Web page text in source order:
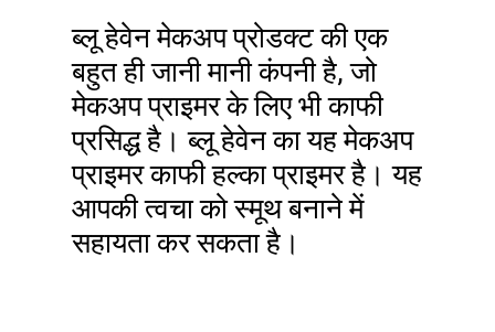
ब्लू हेवेन मेकअप प्रोडक्ट की एक
बहुत ही जानी मानी कंपनी है, जो
मेकअप प्राइमर के लिए भी काफी
प्रसिद्ध है। ब्लू हेवेन का यह मेकअप
प्राइमर काफी हल्का प्राइमर है। यह
आपकी त्वचा को स्मूथ बनाने में
सहायता कर सकता है।